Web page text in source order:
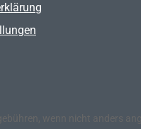
wenn nicht anders